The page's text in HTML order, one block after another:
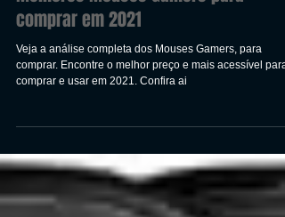
Melhores Mouses Gamers para
comprar em 2021
Veja a análise completa dos Mouses Gamers, para